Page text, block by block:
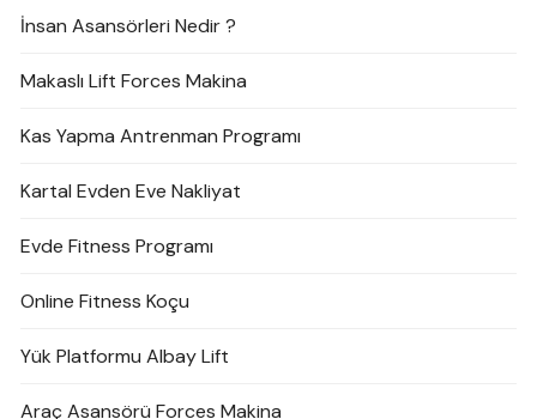
İnsan Asansörleri Nedir ?
Makaslı Lift Forces Makina
Kas Yapma Antrenman Programı
Kartal Evden Eve Nakliyat
Evde Fitness Programı
Online Fitness Koçu
Yük Platformu Albay Lift
Araç Asansörü Forces Makina